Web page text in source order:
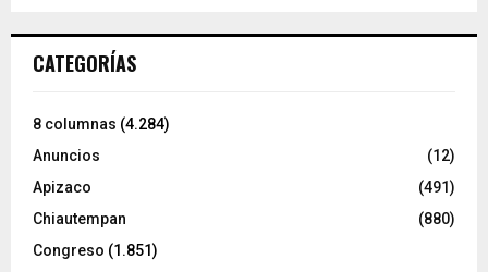
CATEGORÍAS
8 columnas (4.284)
Anuncios
(12)
Apizaco
(491)
Chiautempan
(880)
Congreso (1.851)